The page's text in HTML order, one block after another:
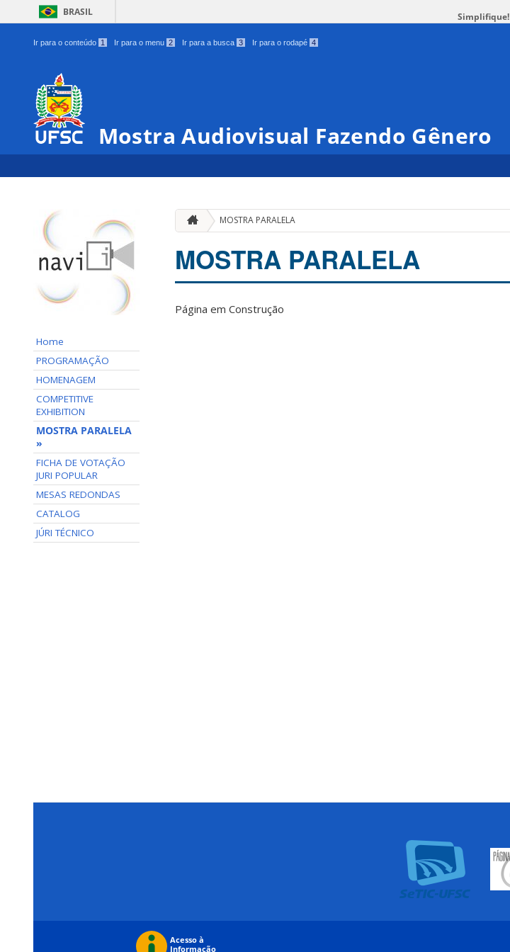
BRASIL Simplifique!
Ir para o conteúdo 1 Ir para o menu 2 Ir para a busca 3 Ir para o rodapé 4
Mostra Audiovisual Fazendo Gênero
Home
PROGRAMAÇÃO
HOMENAGEM
COMPETITIVE
EXHIBITION
MOSTRA PARALELA
»
FICHA DE VOTAÇÃO
JURI POPULAR
MESAS REDONDAS
CATALOG
JÚRI TÉCNICO
MOSTRA PARALELA
MOSTRA PARALELA
Página em Construção